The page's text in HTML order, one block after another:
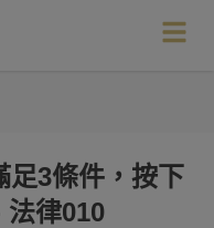
足3條件，按下
法律010